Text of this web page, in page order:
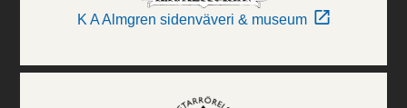
K A Almgren sidenväveri & museum